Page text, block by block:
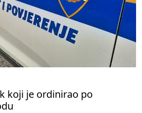
koji je ordinirao po